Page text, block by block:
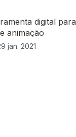
digital para
animação
jan. 2021